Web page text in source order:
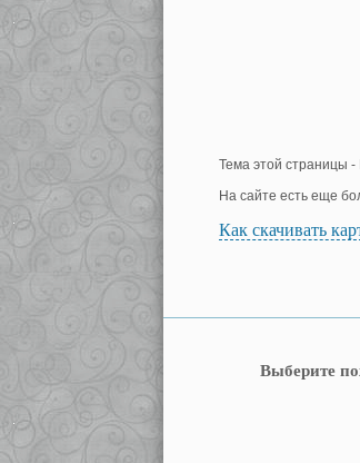
Тема этой страницы
На сайте есть еще
Как скачивать
Выберите